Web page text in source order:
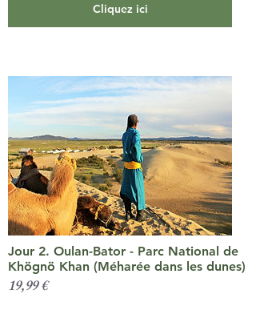
Cliquez ici
Jour 2. Oulan-Bator - Parc National de
Khögnö Khan (Méharée dans les dunes)
19,99 €